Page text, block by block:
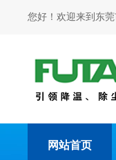
您好！欢迎来到东
网站首页